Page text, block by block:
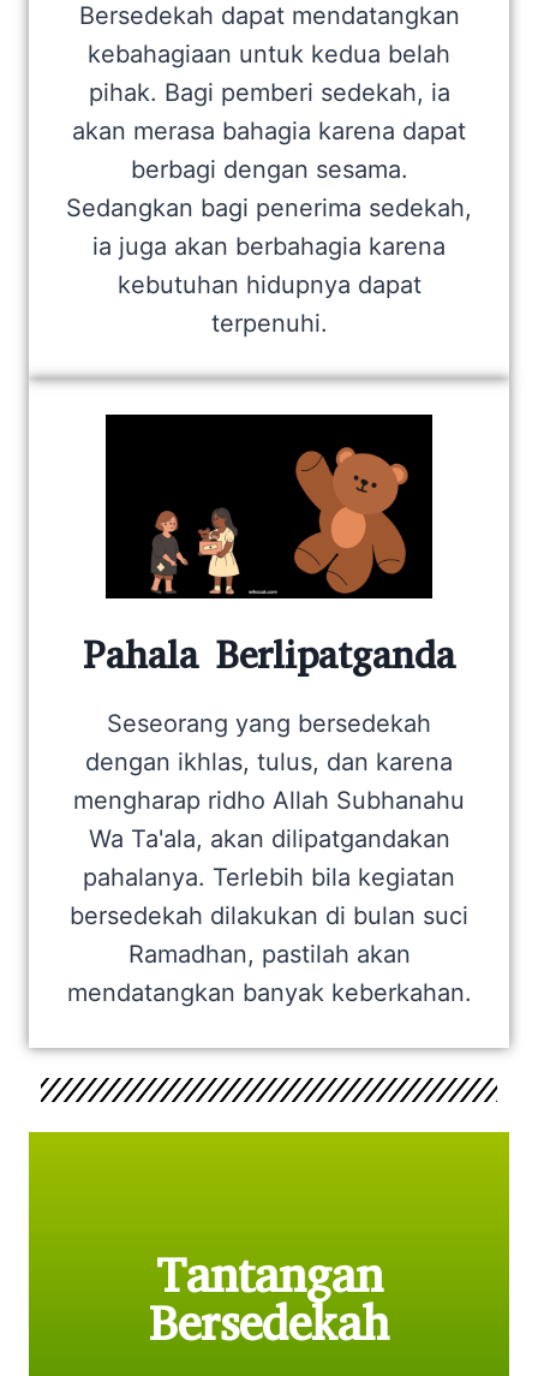
Bersedekah dapat mendatangkan
kebahagiaan untuk kedua belah
pihak. Bagi pemberi sedekah, ia
akan merasa bahagia karena dapat
berbagi dengan sesama.
Sedangkan bagi penerima sedekah,
ia juga akan berbahagia karena
kebutuhan hidupnya dapat
terpenuhi.
Pahala Berlipatganda
Seseorang yang bersedekah
dengan ikhlas, tulus, dan karena
mengharap ridho Allah Subhanahu
Wa Ta'ala, akan dilipatgandakan
pahalanya. Terlebih bila kegiatan
bersedekah dilakukan di bulan suci
Ramadhan, pastilah akan
mendatangkan banyak keberkahan.
Tantangan
Bersedekah